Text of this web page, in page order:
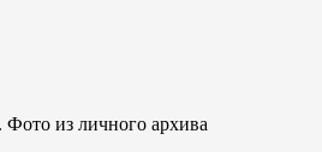
из личного архива